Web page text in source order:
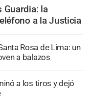
Guardia: la
a la Justicia
Rosa de Lima: un
a balazos
a los tiros y dejó